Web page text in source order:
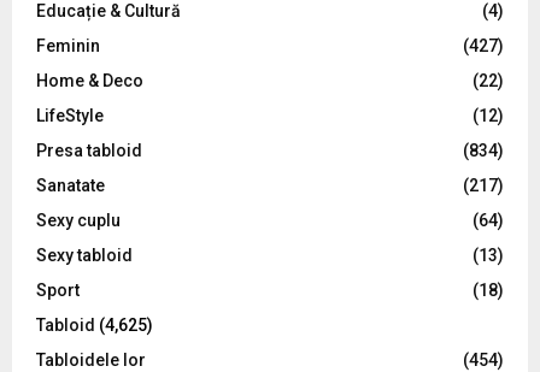
Educație & Cultură
(4)
Feminin
(427)
Home & Deco
(22)
LifeStyle
(12)
Presa tabloid
(834)
Sanatate
(217)
Sexy cuplu
(64)
Sexy tabloid
(13)
Sport
(18)
Tabloid (4,625)
Tabloidele lor
(454)